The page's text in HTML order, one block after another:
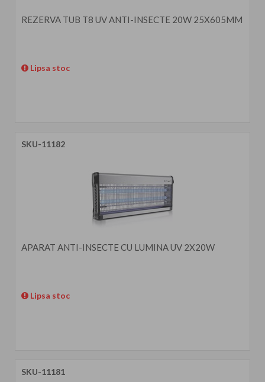
REZERVA TUB T8 UV ANTI-INSECTE 20W 25X605MM
Lipsa stoc
SKU-11182
APARAT ANTI-INSECTE CU LUMINA UV 2X20W
Lipsa stoc
SKU-11181